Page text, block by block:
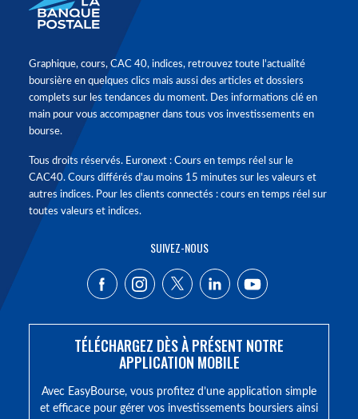
Graphique, cours, CAC 40, indices, retrouvez toute l'actualité
boursière en quelques clics mais aussi des articles et dossiers
complets sur les tendances du moment. Des informations clé en
main pour vous accompagner dans tous vos investissements en
bourse.
Tous droits réservés. Euronext : Cours en temps réel sur le
CAC40. Cours différés d'au moins 15 minutes sur les valeurs et
autres indices. Pour les clients connectés : cours en temps réel sur
toutes valeurs et indices.
SUIVEZ-NOUS
TÉLÉCHARGEZ DÈS À PRÉSENT NOTRE
APPLICATION MOBILE
Avec EasyBourse, vous profitez d’une application simple
et efficace pour gérer vos investissements boursiers ainsi